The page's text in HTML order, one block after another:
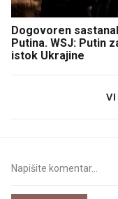
Dogovoren
Putina. WSJ: Putin
istok Ukrajine